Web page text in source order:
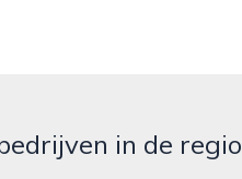
in de regio